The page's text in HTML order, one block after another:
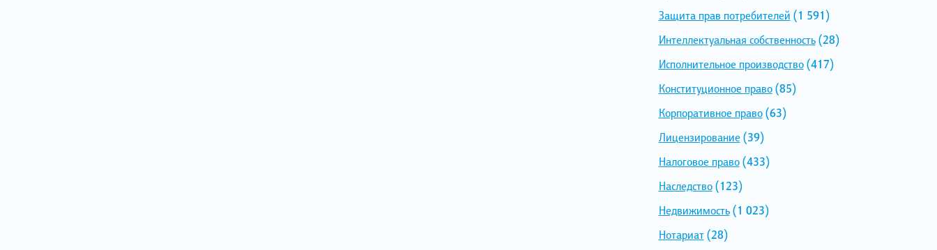
Защита прав потребителей (1 591)
Интеллектуальная собственность(28)
Исполнительное производство(417)
Конституционное право(85)
Корпоративное право(63)
Лицензирование (39)
Налоговое право(433)
Наследство(123)
Недвижимость(1 023)
Нотариат(28)